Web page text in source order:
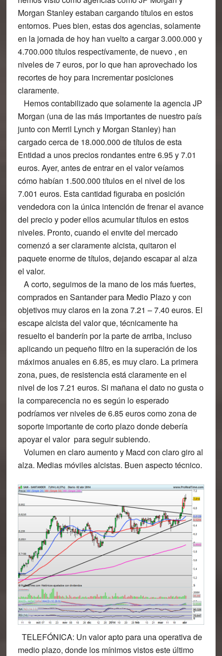
Morgan Stanley estaban cargando títulos en estos
entornos. Pues bien, estas dos agencias, solamente
en la jornada de hoy han vuelto a cargar 3.000.000 y
4.700.000 títulos respectívamente, de nuevo , en
niveles de 7 euros, por lo que han aprovechado los
recortes de hoy para incrementar posiciones
claramente.
Hemos contabilizado que solamente la agencia JP
Morgan (una de las más importantes de nuestro país
junto con Merril Lynch y Morgan Stanley) han
cargado cerca de 18.000.000 de títulos de esta
Entidad a unos precios rondantes entre 6.95 y 7.01
euros. Ayer, antes de entrar en el valor veíamos
cómo habían 1.500.000 títulos en el nivel de los
7.001 euros. Esta cantidad figuraba en posición
vendedora con la única intención de frenar el avance
del precio y poder ellos acumular títulos en estos
niveles. Pronto, cuando el envite del mercado
comenzó a ser claramente alcista, quitaron el
paquete enorme de títulos, dejando escapar al alza
el valor.
A corto, seguimos de la mano de los más fuertes,
comprados en Santander para Medio Plazo y con
objetivos muy claros en la zona 7.21 – 7.40 euros. El
escape alcista del valor que, técnicamente ha
resuelto el banderín por la parte de arriba, incluso
aplicando un pequeño filtro en la superación de los
máximos anuales en 6.85, es muy claro. La primera
zona, pues, de resistencia está claramente en el
nivel de los 7.21 euros. Si mañana el dato no gusta o
la comparecencia no es según lo esperado
podríamos ver niveles de 6.85 euros como zona de
soporte importante de corto plazo donde debería
apoyar el valor para seguir subiendo.
Volumen en claro aumento y Macd con claro giro al
alza. Medias móviles alcistas. Buen aspecto técnico.
TELEFÓNICA: Un valor apto para una operativa de
medio plazo, donde los mínimos vistos este último